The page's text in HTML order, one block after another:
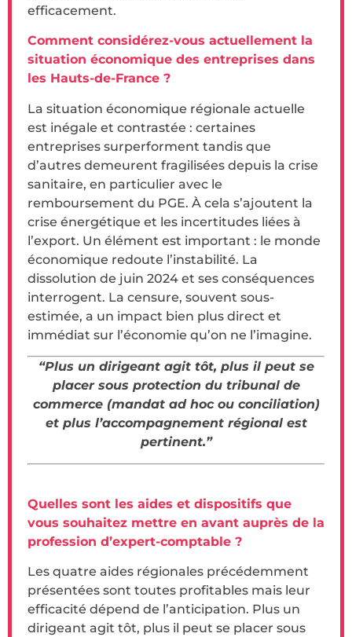
efficacement.
Comment considérez-vous actuellement la
situation économique des entreprises dans
les Hauts-de-France ?
La situation économique régionale actuelle
est inégale et contrastée : certaines
entreprises surperforment tandis que
d’autres demeurent fragilisées depuis la crise
sanitaire, en particulier avec le
remboursement du PGE. À cela s’ajoutent la
crise énergétique et les incertitudes liées à
l’export. Un élément est important : le monde
économique redoute l’instabilité. La
dissolution de juin 2024 et ses conséquences
interrogent. La censure, souvent sous-
estimée, a un impact bien plus direct et
immédiat sur l’économie qu’on ne l’imagine.
“Plus un dirigeant agit tôt, plus il peut se
placer sous protection du tribunal de
commerce (mandat ad hoc ou conciliation)
et plus l’accompagnement régional est
pertinent.”
Quelles sont les aides et dispositifs que
vous souhaitez mettre en avant auprès de la
profession d’expert-comptable ?
Les quatre aides régionales précédemment
présentées sont toutes profitables mais leur
efficacité dépend de l’anticipation. Plus un
dirigeant agit tôt, plus il peut se placer sous